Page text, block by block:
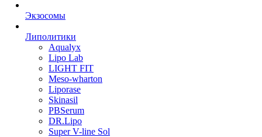
Экзосомы
Липолитики
Aqualyx
Lipo Lab
LIGHT FIT
Meso-wharton
Liporase
Skinasil
PBSerum
DR.Lipo
Super V-line Sol